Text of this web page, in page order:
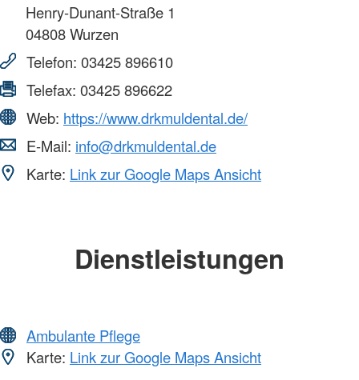
Henry-Dunant-Straße 1
04808Wurzen
Telefon: 03425 896610
Telefax: 03425 896622
Web: https://www.drkmuldental.de/
E-Mail: info@drkmuldental.de
Karte: Link zur Google Maps Ansicht
Dienstleistungen
Ambulante Pflege
Karte: Link zur Google Maps Ansicht